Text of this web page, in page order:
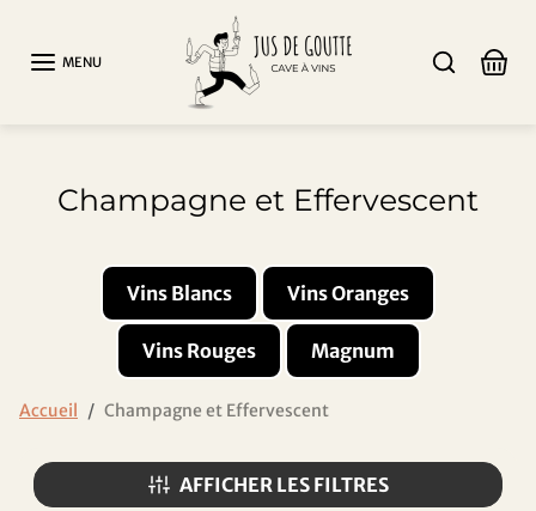
MENU
Champagne et Effervescent
Vins Blancs Vins Oranges
Vins Rouges Magnum
Accueil Champagne et Effervescent
AFFICHER LES FILTRES